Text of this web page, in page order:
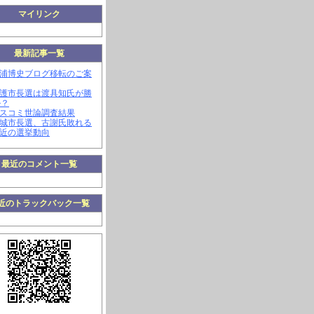
マイリンク
最新記事一覧
博史ブログ移転のご案
市長選は渡具知氏が勝
コミ世論調査結果
市長選、古謝氏敗れる
の選挙動向
最近のコメント一覧
のトラックバック一覧